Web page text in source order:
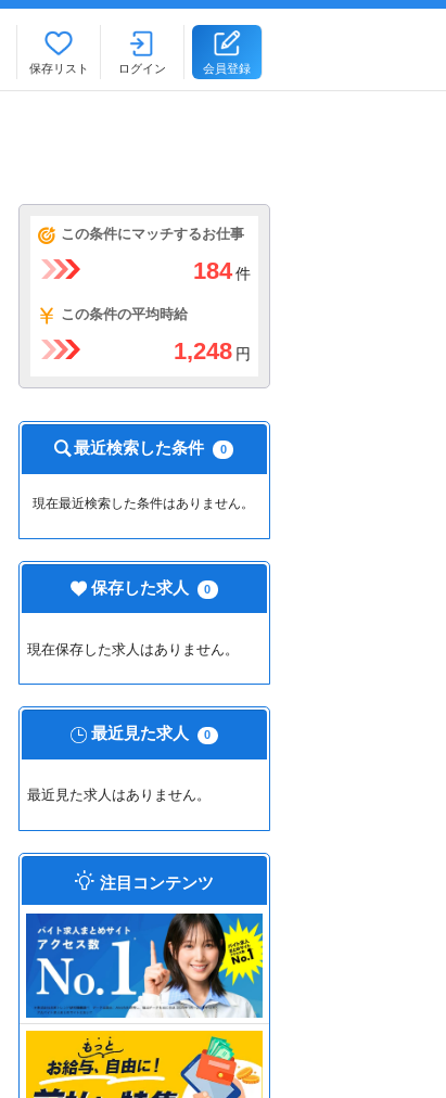
保存リスト ログイン 会員登録
この条件にマッチするお仕事
184 件
この条件の平均時給
1,248 円
最近検索した条件 0
現在最近検索した条件はありません。
保存した求人 0
現在保存した求人はありません。
最近見た求人 0
最近見た求人はありません。
注目コンテンツ